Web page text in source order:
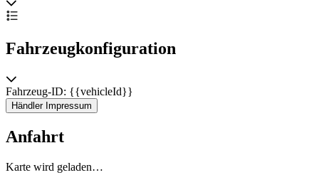
Fahrzeugkonfiguration
Fahrzeug-ID: {{vehicleId}}
Händler Impressum
Anfahrt
Karte wird geladen…